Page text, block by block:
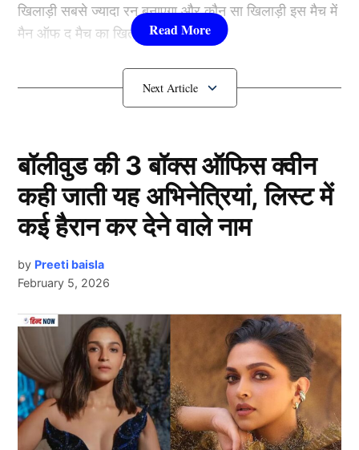
खिलाड़ी सबसे ज्यादा रन बनाएगा और कौन सा खिलाड़ी इस मैच में
मैन ऑफ द मैच का खिताब जीतेगा।
भारत पाक मुकाबले में विराट कोहली का बल्ला खूब चलता है।
लेकिन कई लोगों का मानना है कि पाक के खिलाफ कोहली नहीं
कौन है ये खिलाड़ी…
IND vs PAK:पाकिस्तान की धुनाई करेगा ये
खिलाड़ी
Ind Vs Pak
Next Article
बॉलीवुड की 3 बॉक्स ऑफिस क्वीन
कही जाती यह अभिनेत्रियां, लिस्ट में
कई हैरान कर देने वाले नाम
by Preeti baisla
February 5, 2026